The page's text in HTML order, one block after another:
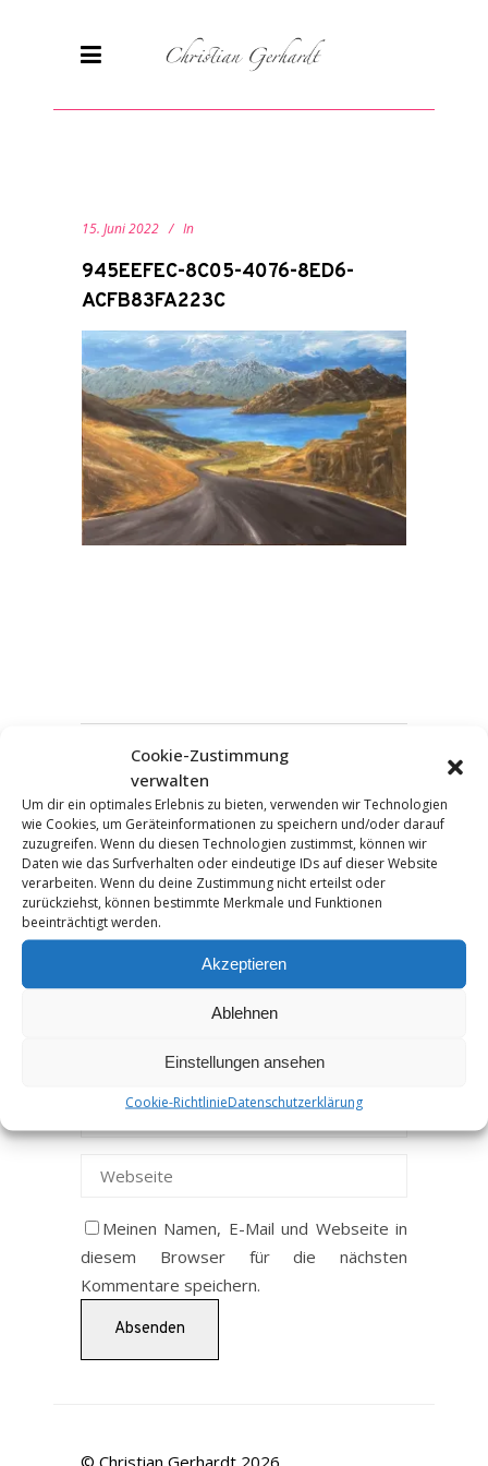
Cookie-Zustimmung
verwalten
Um dir ein optimales Erlebnis zu bieten, verwenden wir Technologien
wie Cookies, um Geräteinformationen zu speichern und/oder darauf
zuzugreifen. Wenn du diesen Technologien zustimmst, können wir
Daten wie das Surfverhalten oder eindeutige IDs auf dieser Website
verarbeiten. Wenn du deine Zustimmung nicht erteilst oder
zurückziehst, können bestimmte Merkmale und Funktionen
beeinträchtigt werden.
Akzeptieren
Ablehnen
Einstellungen ansehen
Cookie-RichtlinieDatenschutzerklärung
15. Juni 2022 In
945EEFEC-8C05-4076-8ED6-
ACFB83FA223C
KOMMENTAR HINZUFÜGEN
Meinen Namen, E-Mail und Webseite in
diesem Browser für die nächsten
Kommentare speichern.
© Christian Gerhardt 2026.